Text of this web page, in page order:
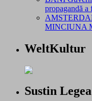
propagandă
MINCIUNA
WeltKultur
Sustin